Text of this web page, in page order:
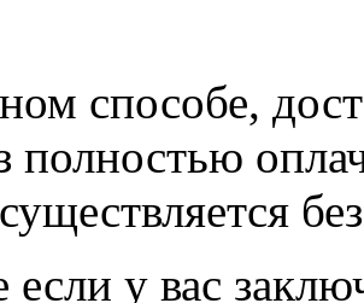
способе,
полностью
если у вас